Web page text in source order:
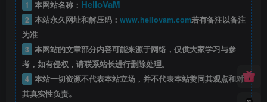
1 本网站名称： HelloVaM
2 本站永久网址和解压码： www.hellovam.com若有备注以备注
为准
3 本网站的文章部分内容可能来源于网络，仅供大家学习与参
考，如有侵权，请联系站长进行删除处理。
4 本站一切资源不代表本站立场，并不代表本站赞同其观点和对
其真实性负责。